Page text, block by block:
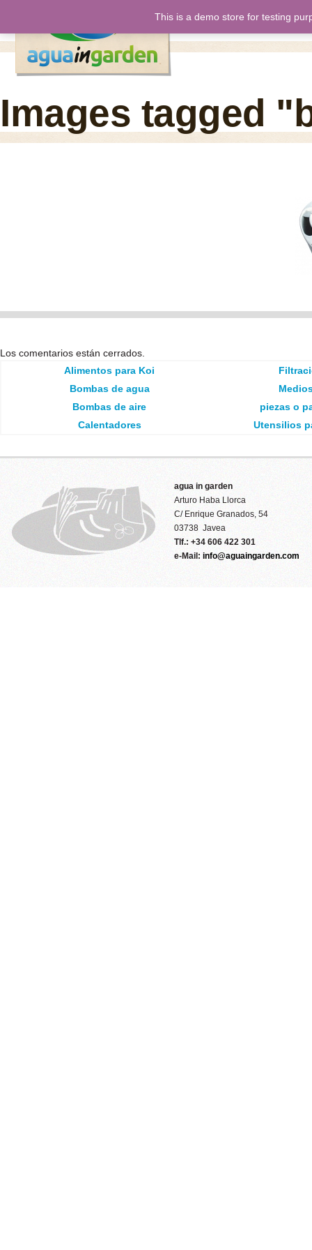
Images tagged
Los comentarios están cerrados.
Alimentos para Koi
Bombas de agua
Bombas de aire
Calentadores
piezas o
Utensilios
agua in garden
Arturo Haba Llorca
C/ Enrique Granados, 54
03738 Javea
Tlf.: +34 606 422 301
e-Mail: info@aguaingarden.com
This is a demo store for testing